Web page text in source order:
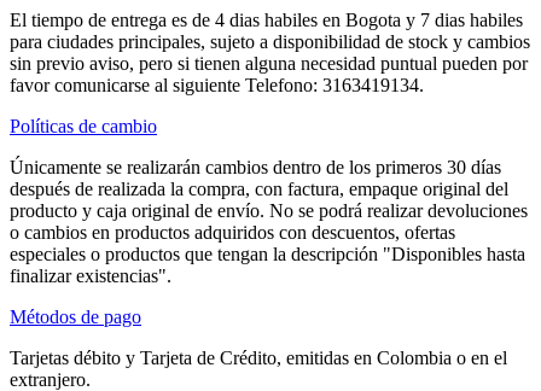
El tiempo de entrega es de 4 dias habiles en Bogota y 7 dias habiles
para ciudades principales, sujeto a disponibilidad de stock y cambios
sin previo aviso, pero si tienen alguna necesidad puntual pueden por
favor comunicarse al siguiente Telefono: 3163419134.
Políticas de cambio
Únicamente se realizarán cambios dentro de los primeros 30 días
después de realizada la compra, con factura, empaque original del
producto y caja original de envío. No se podrá realizar devoluciones
o cambios en productos adquiridos con descuentos, ofertas
especiales o productos que tengan la descripción "Disponibles hasta
finalizar existencias".
Métodos de pago
Tarjetas débito y Tarjeta de Crédito, emitidas en Colombia o en el
extranjero.